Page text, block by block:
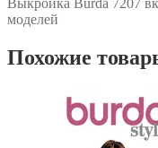
Выкройка Burda 7207
моделей
Похожие